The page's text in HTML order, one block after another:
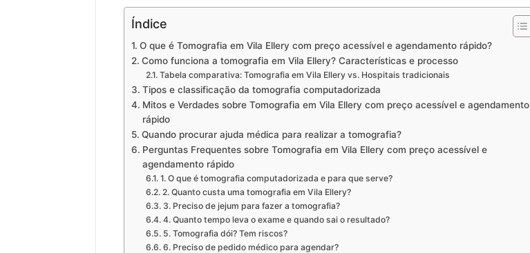
Índice
O que é Tomografia em Vila Ellery com preço acessível e agendamento rápido?
Como funciona a tomografia em Vila Ellery? Características e processo
Tabela comparativa: Tomografia em Vila Ellery vs. Hospitais tradicionais
Tipos e classificação da tomografia computadorizada
Mitos e Verdades sobre Tomografia em Vila Ellery com preço acessível e agendamento
rápido
Quando procurar ajuda médica para realizar a tomografia?
Perguntas Frequentes sobre Tomografia em Vila Ellery com preço acessível e
agendamento rápido
1. O que é tomografia computadorizada e para que serve?
2. Quanto custa uma tomografia em Vila Ellery?
3. Preciso de jejum para fazer a tomografia?
4. Quanto tempo leva o exame e quando sai o resultado?
5. Tomografia dói? Tem riscos?
6. Preciso de pedido médico para agendar?